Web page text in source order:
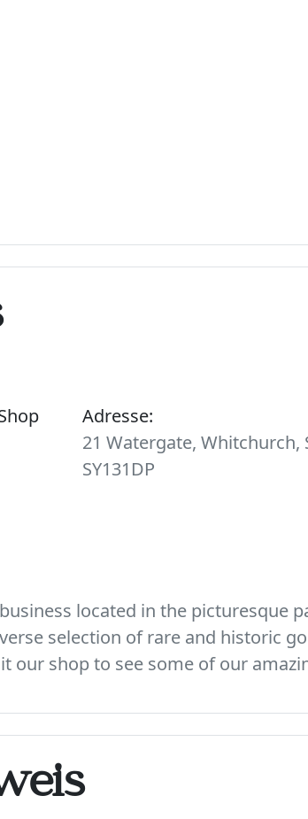
Adresse:
21 Watergate, Whitchurch,
SY131DP
located in the picturesque
selection of rare and historic
our shop to see some of our